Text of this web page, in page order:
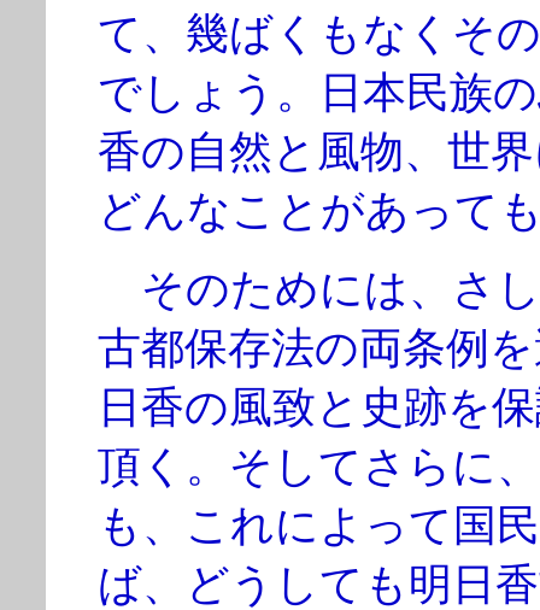
て、幾ばくもなくそ
でしょう。日本民族
香の自然と風物、世
どんなことがあって
そのためには、さ
古都保存法の両条例
日香の風致と史跡を
頂く。そしてさらに
も、これによって国
ば、どうしても明日